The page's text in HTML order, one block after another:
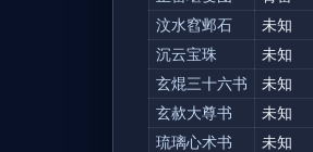
汶水窞邺石
未知
沉云宝珠
未知
玄焜三十六书
未知
玄赥大尊书
未知
琉璃心术书
未知